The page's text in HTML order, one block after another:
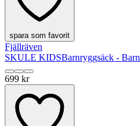
spara som favorit
Fjällräven
SKULE KIDSBarnryggsäck - Barn
699 kr